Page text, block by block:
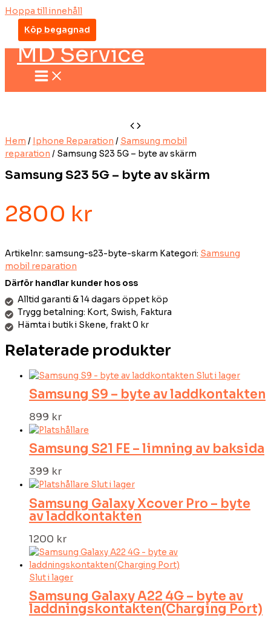
Hoppa till innehåll
Köp begagnad
MD Service
Hem / Iphone Reparation / Samsung mobil
reparation / Samsung S23 5G – byte av skärm
Samsung S23 5G – byte av skärm
2800 kr
Artikelnr: samsung-s23-byte-skarm Kategori: Samsung
mobil reparation
Därför handlar kunder hos oss
Alltid garanti & 14 dagars öppet köp
Trygg betalning: Kort, Swish, Faktura
Hämta i butik i Skene, frakt 0 kr
Relaterade produkter
Slut i lager
Samsung S9 – byte av laddkontakten
899 kr
Samsung S21 FE – limning av baksida
399 kr
Slut i lager
Samsung Galaxy Xcover Pro – byte
av laddkontakten
1200 kr
Slut i lager
Samsung Galaxy A22 4G – byte av
laddningskontakten(Charging Port)